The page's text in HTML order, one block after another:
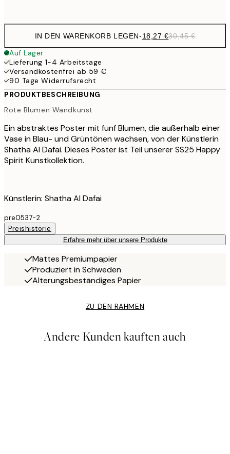
IN DEN WARENKORB LEGEN-18,27 €30,45 €
Auf Lager
Lieferung 1-4 Arbeitstage
Versandkostenfrei ab 59 €
90 Tage Widerrufsrecht
PRODUKTBESCHREIBUNG
Rote Blumen Wandkunst
Ein abstraktes Poster mit fünf Blumen, die außerhalb einer
Vase in Blau- und Grüntönen wachsen, von der Künstlerin
Shatha Al Dafai. Dieses Poster ist Teil unserer SS25 Happy
Spirit Kunstkollektion.
Künstlerin: Shatha Al Dafai
pre0537-2
Preishistorie
Erfahre mehr über unsere Produkte
Mattes Premiumpapier
Produziert in Schweden
Alterungsbeständiges Papier
ZU DEN RAHMEN
Andere Kunden kauften auch